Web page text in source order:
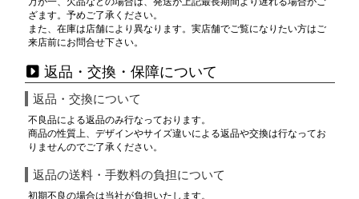
ざます。予めご了承ください。
また、在庫は店舗により異なります。実店舗でご覧になりたい方はご
来店前にお問合せ下さい。
返品・交換・保障について
返品・交換について
不良品による返品のみ行なっております。
商品の性質上、デザインやサイズ違いによる返品や交換は行なってお
りませんのでご了承ください。
返品の送料・手数料の負担について
初期不良の場合は当社が負担いたします。